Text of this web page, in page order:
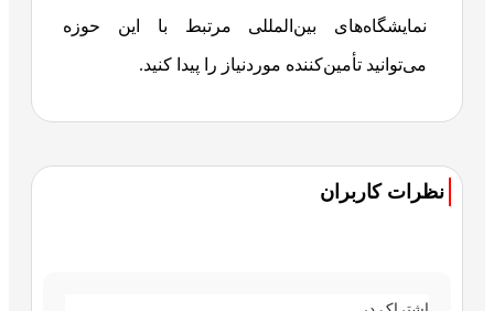
نمایشگاه‌های بین‌المللی مرتبط با این حوزه
می‌توانید تأمین‌کننده موردنیاز را پیدا کنید.
نظرات کاربران